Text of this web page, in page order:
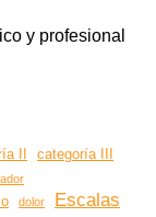
y profesional
II
categoría III
dolor Escalas